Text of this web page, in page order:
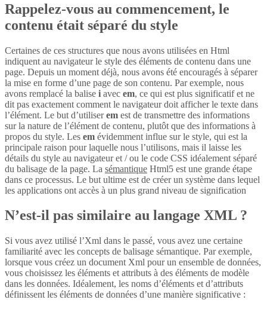
Rappelez-vous au commencement, le
contenu était séparé du style
Certaines de ces structures que nous avons utilisées en Html
indiquent au navigateur le style des éléments de contenu dans une
page. Depuis un moment déjà, nous avons été encouragés à séparer
la mise en forme d’une page de son contenu. Par exemple, nous
avons remplacé la balise i avec em, ce qui est plus significatif et ne
dit pas exactement comment le navigateur doit afficher le texte dans
l’élément. Le but d’utiliserem est de transmettre des informations
sur la nature de l’élément de contenu, plutôt que des informations à
propos du style. Les em évidemment influe sur le style, qui est la
principale raison pour laquelle nous l’utilisons, mais il laisse les
détails du style au navigateur et / ou le code CSS idéalement séparé
du balisage de la page. La sémantique Html5 est une grande étape
dans ce processus. Le but ultime est de créer un système dans lequel
les applications ont accès à un plus grand niveau de signification
N’est-il pas similaire au langage XML ?
Si vous avez utilisé l’Xml dans le passé, vous avez une certaine
familiarité avec les concepts de balisage sémantique. Par exemple,
lorsque vous créez un document Xml pour un ensemble de données,
vous choisissez les éléments et attributs à des éléments de modèle
dans les données. Idéalement, les noms d’éléments et d’attributs
définissent les éléments de données d’une manière significative :